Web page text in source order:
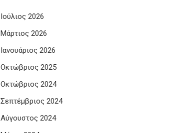
Ιούλιος 2026
Μάρτιος 2026
Ιανουάριος 2026
Οκτώβριος 2025
Οκτώβριος 2024
Σεπτέμβριος 2024
Αύγουστος 2024